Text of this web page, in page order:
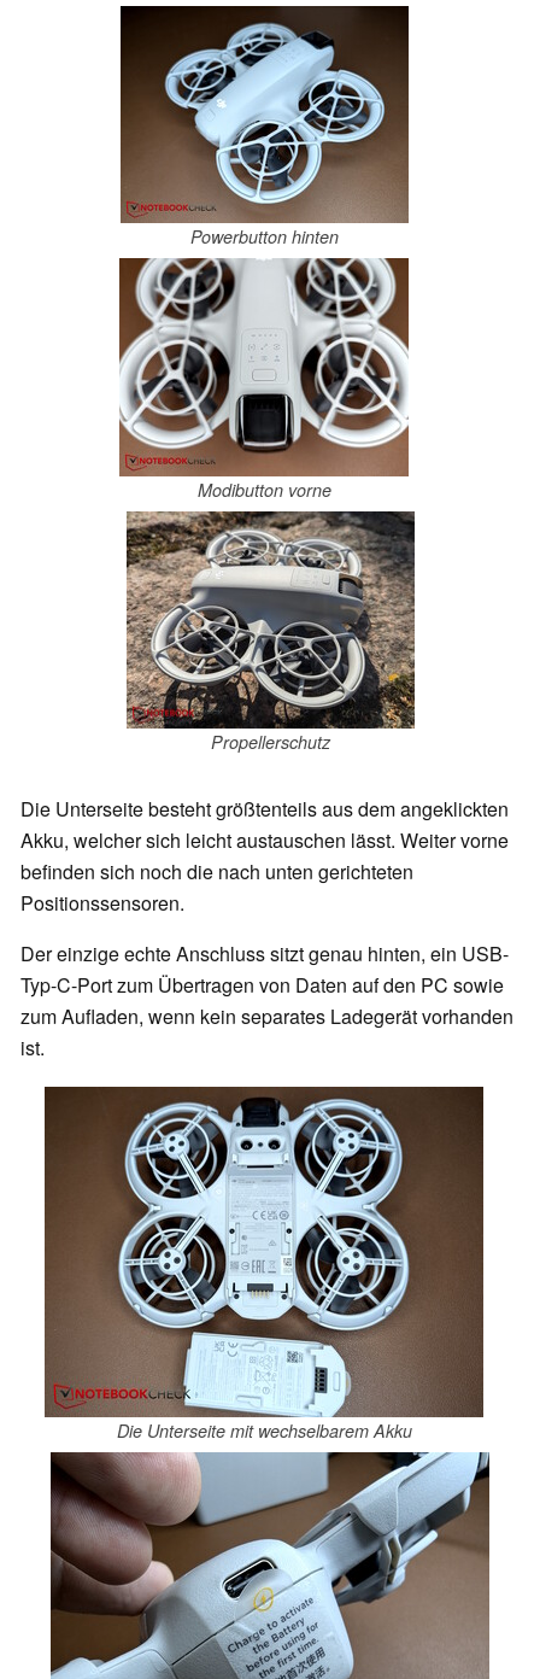
Powerbutton hinten
Modibutton vorne
Propellerschutz
Die Unterseite besteht größtenteils aus dem angeklickten
Akku, welcher sich leicht austauschen lässt. Weiter vorne
befinden sich noch die nach unten gerichteten
Positionssensoren.
Der einzige echte Anschluss sitzt genau hinten, ein USB-
Typ-C-Port zum Übertragen von Daten auf den PC sowie
zum Aufladen, wenn kein separates Ladegerät vorhanden
ist.
Die Unterseite mit wechselbarem Akku